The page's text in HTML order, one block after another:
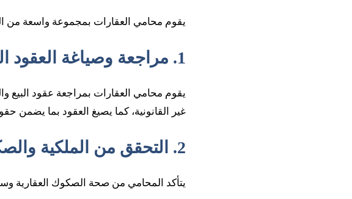
يقوم محامي العقارات بمجموعة واسعة من
1. مراجعة وصياغة العقود العقارية
يقوم محامي العقارات بمراجعة عقود البيع
غير القانونية، كما يصيغ العقود بما يضمن
2. التحقق من الملكية والصكوك
يتأكد المحامي من صحة الصكوك العقارية